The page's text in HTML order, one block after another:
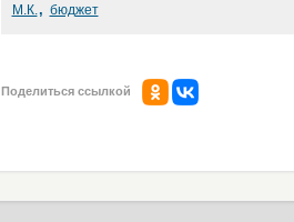
М.К., бюджет
Поделиться ссылкой